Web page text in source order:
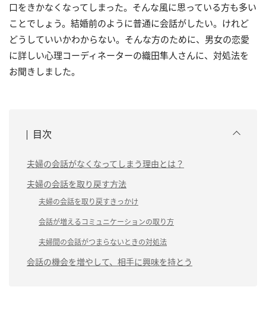
口をきかなくなってしまった。そんな風に思っている方も多い
ことでしょう。結婚前のように普通に会話がしたい。けれど
どうしていいかわからない。そんな方のために、男女の恋愛
に詳しい心理コーディネーターの織田隼人さんに、対処法を
お聞きしました。
目次
夫婦の会話がなくなってしまう理由とは？
夫婦の会話を取り戻す方法
夫婦の会話を取り戻すきっかけ
会話が増えるコミュニケーションの取り方
夫婦間の会話がつまらないときの対処法
会話の機会を増やして、相手に興味を持とう